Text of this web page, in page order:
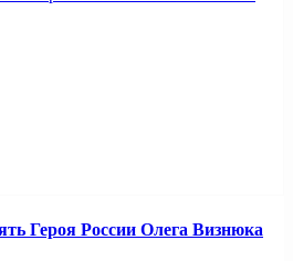
Героя России Олега Визнюка